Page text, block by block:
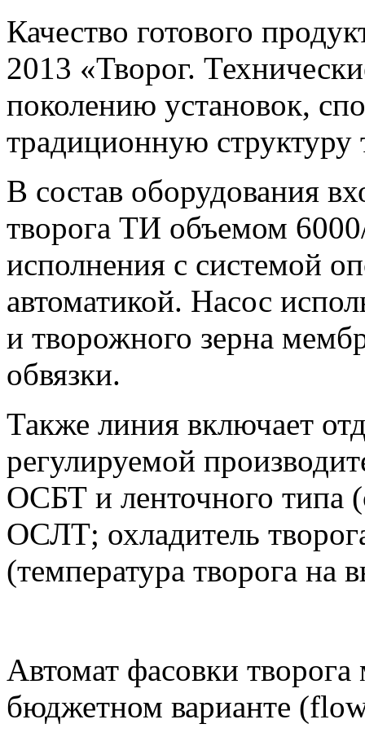
Качество готового
2013 «Творог.
поколению установок,
традиционную структуру
В состав оборудования
творога ТИ объемом
исполнения с системой
автоматикой. Насос
и творожного зерна
обвязки.
Также линия включает
регулируемой
ОСБТ и ленточного типа
ОСЛТ; охладитель
(температура творога на
Автомат фасовки
бюджетном варианте